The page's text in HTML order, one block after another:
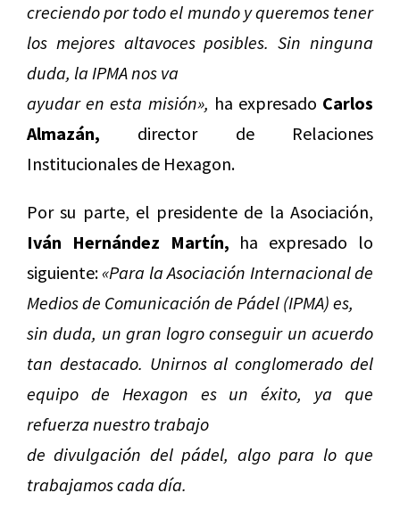
creciendo por todo el mundo y queremos tener
los mejores altavoces posibles. Sin ninguna
duda, la IPMA nos va
ayudar en esta misión», ha expresado Carlos
Almazán, director de Relaciones
Institucionales de Hexagon.
Por su parte, el presidente de la Asociación,
Iván Hernández Martín, ha expresado lo
siguiente:«Para la Asociación Internacional de
Medios de Comunicación de Pádel (IPMA) es,
sin duda, un gran logro conseguir un acuerdo
tan destacado. Unirnos al conglomerado del
equipo de Hexagon es un éxito, ya que
refuerza nuestro trabajo
de divulgación del pádel, algo para lo que
trabajamos cada día.